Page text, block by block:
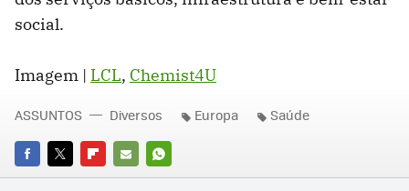
social.
Imagem | LCL, Chemist4U
FACEBOOK
TWITTERFLIPBOARD
E-
WHATSAPP
ASSUNTOS Diversos Europa Saúde